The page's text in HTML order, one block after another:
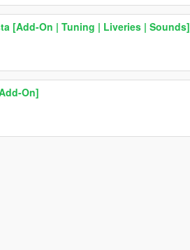
[Add-On | Tuning | Liveries | Sounds]
On]